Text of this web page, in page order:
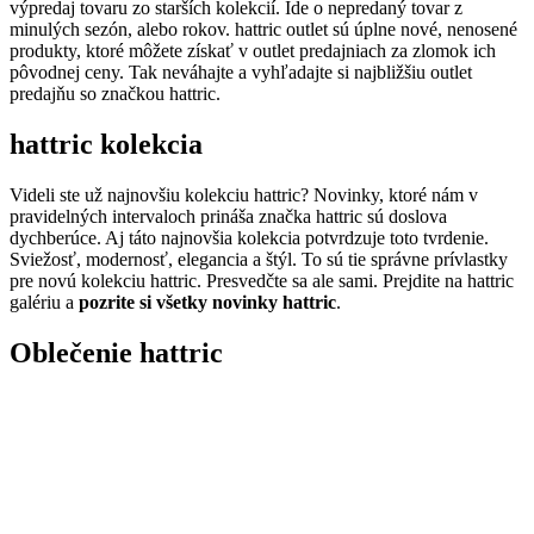
výpredaj tovaru zo starších kolekcií. Ide o nepredaný tovar z
minulých sezón, alebo rokov. hattric outlet sú úplne nové, nenosené
produkty, ktoré môžete získať v outlet predajniach za zlomok ich
pôvodnej ceny. Tak neváhajte a vyhľadajte si najbližšiu outlet
predajňu so značkou hattric.
hattric kolekcia
Videli ste už najnovšiu kolekciu hattric? Novinky, ktoré nám v
pravidelných intervaloch prináša značka hattric sú doslova
dychberúce. Aj táto najnovšia kolekcia potvrdzuje toto tvrdenie.
Sviežosť, modernosť, elegancia a štýl. To sú tie správne prívlastky
pre novú kolekciu hattric. Presvedčte sa ale sami. Prejdite na hattric
galériu a pozrite si všetky novinky hattric.
Oblečenie hattric